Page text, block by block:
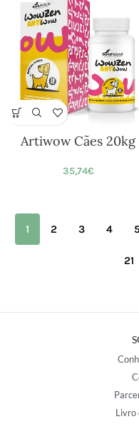
Artiwow Cães 20kg
35,74€
1 2 3 4 5
21
Livro